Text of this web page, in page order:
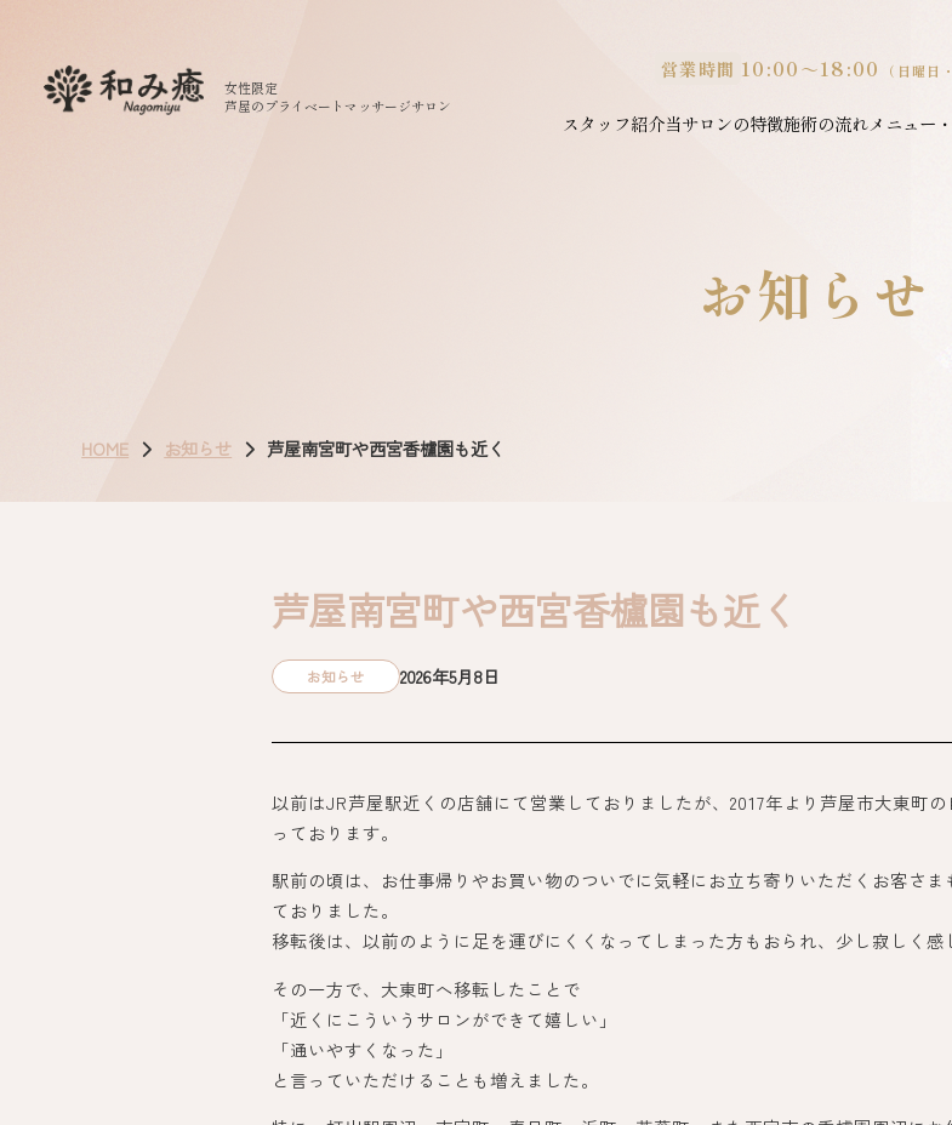
女性限定
芦屋のプライベートマッサージサロン
営業時間 10:00～18:00 （日曜日
スタッフ紹介当サロンの特徴施術の流れメニュー
お知らせ
HOME お知らせ 芦屋南宮町や西宮香櫨園も近く
芦屋南宮町や西宮香櫨園も近く
お知らせ 2026年5月8日
以前はJR芦屋駅近くの店舗にて営業しておりましたが、2017年より芦屋市大東町
っております。
駅前の頃は、お仕事帰りやお買い物のついでに気軽にお立ち寄りいただくお客さ
ておりました。
移転後は、以前のように足を運びにくくなってしまった方もおられ、少し寂しく感
その一方で、大東町へ移転したことで
「近くにこういうサロンができて嬉しい」
「通いやすくなった」
と言っていただけることも増えました。